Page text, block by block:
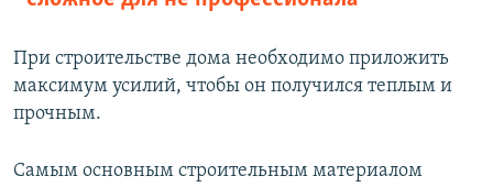
При строительстве дома необходимо приложить
максимум усилий, чтобы он получился теплым и
прочным.
​Самым основным строительным материалом